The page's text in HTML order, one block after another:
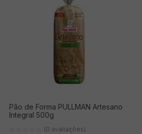
Pão de Forma PULLMAN Artesano
Integral 500g
(0 avaliações)